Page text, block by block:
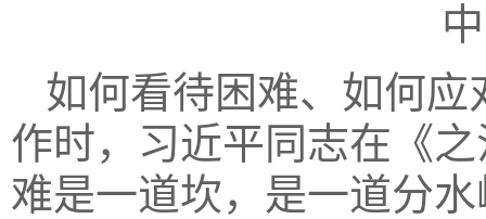
如何看待困难、如何
作时，习近平同志在《
难是一道坎，是一道分